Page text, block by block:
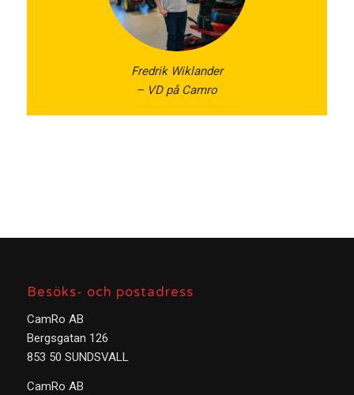
Fredrik Wiklander
– VD på Camro
Besöks- och postadress
CamRo AB
Bergsgatan 126
853 50 SUNDSVALL
CamRo AB